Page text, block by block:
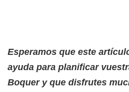
Esperamos que este
ayuda para planificar
Boquer y que disfrutes